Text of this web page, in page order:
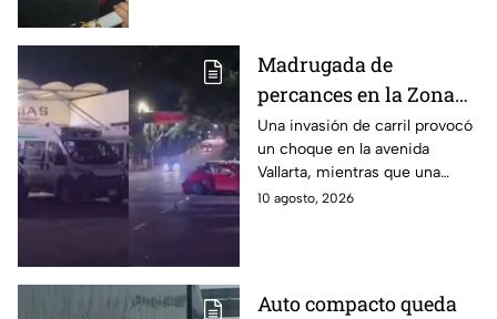
Madrugada de
percances en la Zona
Metropolitana: Fuerte
choque deja cinco
heridos en Guadalajara
y un apuñalado en
Una invasión de carril provocó
un choque en la avenida
Vallarta, mientras que una
pelea dejó a un hombre en el
10 agosto, 2026
Auto compacto queda